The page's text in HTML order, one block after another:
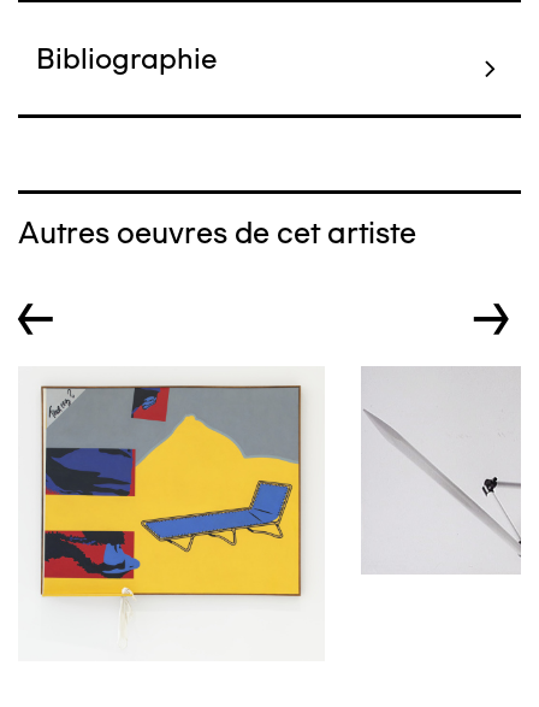
Bibliographie
Autres oeuvres de cet artiste
← →